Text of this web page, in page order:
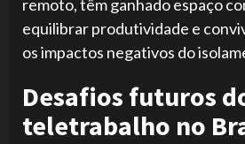
remoto, têm ganhado espaço
equilibrar produtividade e
os impactos negativos do
Desafios futuros
teletrabalho no